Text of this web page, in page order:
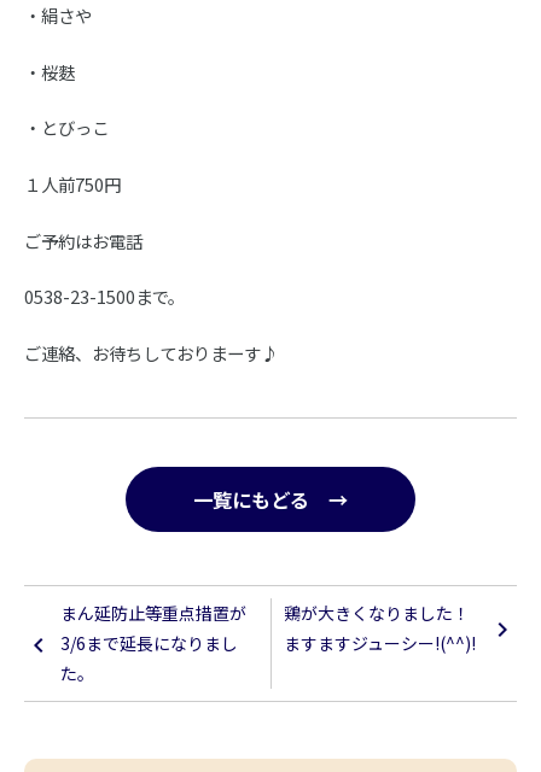
・絹さや
・桜麩
・とびっこ
１人前750円
ご予約はお電話
0538-23-1500まで。
ご連絡、お待ちしておりまーす♪
一覧にもどる →
まん延防止等重点措置が
3/6まで延長になりまし
た。
鶏が大きくなりました！
ますますジューシー!(^^)!